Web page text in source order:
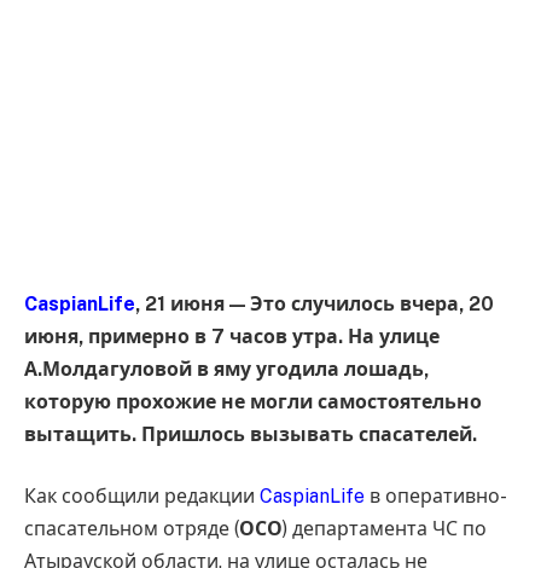
CaspianLife, 21 июня — Это случилось вчера, 20
июня, примерно в 7 часов утра. На улице
А.Молдагуловой в яму угодила лошадь,
которую прохожие не могли самостоятельно
вытащить. Пришлось вызывать спасателей.
Как сообщили редакции CaspianLife в оперативно-
спасательном отряде (ОСО) департамента ЧС по
Атырауской области, на улице осталась не